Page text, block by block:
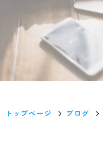
トップページ ブログ